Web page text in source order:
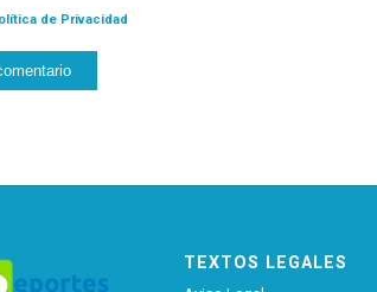
de Privacidad
TEXTOS LEGALES